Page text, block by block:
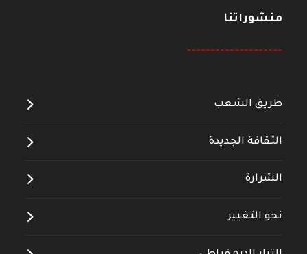
منشوراتنا
--------------------
طريق الشعب
الثقافة الجديدة
الشرارة
نحو التغيير